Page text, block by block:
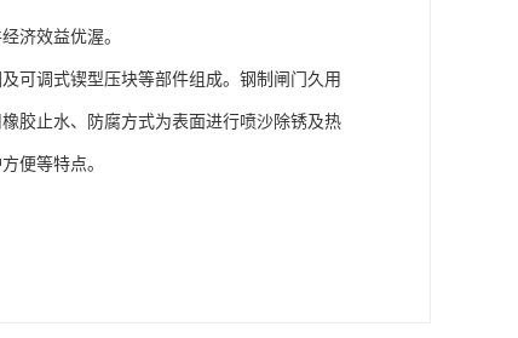
济效益优渥。
可调式锲型压块等部件组成。钢制闸门久用
胶止水、防腐方式为表面进行喷沙除锈及热
便等特点。